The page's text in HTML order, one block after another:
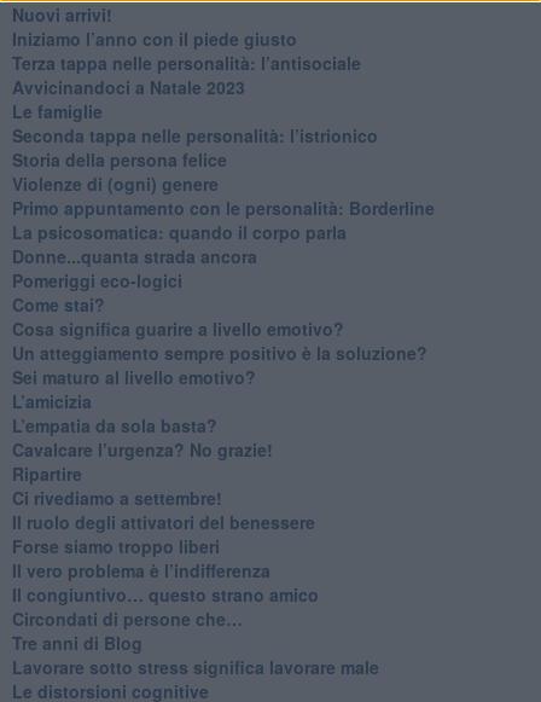
​Nuovi arrivi!
​Iniziamo l’anno con il piede giusto
​Terza tappa nelle personalità: l’antisociale
​Avvicinandoci a Natale 2023
Le famiglie
Seconda tappa nelle personalità: l’istrionico
​Storia della persona felice
Violenze di (ogni) genere
​Primo appuntamento con le personalità: Borderline
La psicosomatica: quando il corpo parla
Donne...quanta strada ancora
​Pomeriggi eco-logici
​Come stai?
Cosa significa guarire a livello emotivo?
​Un atteggiamento sempre positivo è la soluzione?
​Sei maturo al livello emotivo?
​L’amicizia
​L’empatia da sola basta?
​Cavalcare l’urgenza? No grazie!
Ripartire
​Ci rivediamo a settembre!
​Il ruolo degli attivatori del benessere
​Forse siamo troppo liberi
​Il vero problema è l’indifferenza
​Il congiuntivo… questo strano amico
​Circondati di persone che…
​Tre anni di Blog
​Lavorare sotto stress significa lavorare male
​Le distorsioni cognitive